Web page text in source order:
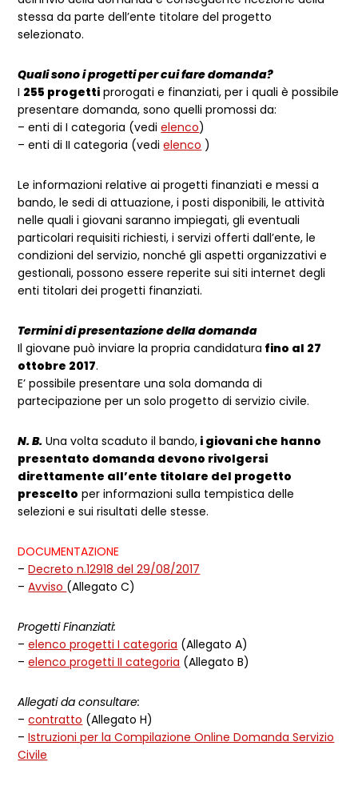
stessa da parte dell’ente titolare del progetto
selezionato.
Quali sono i progetti per cui fare domanda?
I 255 progetti prorogati e finanziati, per i quali è possibile
presentare domanda, sono quelli promossi da:
– enti di I categoria (vedielenco)
– enti di II categoria (vedielenco )
Le informazioni relative ai progetti finanziati e messi a
bando, le sedi di attuazione, i posti disponibili, le attività
nelle quali i giovani saranno impiegati, gli eventuali
particolari requisiti richiesti, i servizi offerti dall’ente, le
condizioni del servizio, nonché gli aspetti organizzativi e
gestionali, possono essere reperite sui siti internet degli
enti titolari dei progetti finanziati.
Termini di presentazione della domanda
Il giovane può inviare la propria candidatura fino al 27
ottobre 2017.
E’ possibile presentare una sola domanda di
partecipazione per un solo progetto di servizio civile.
N. B. Una volta scaduto il bando, i giovani che hanno
presentato domanda devono rivolgersi
direttamente all’ente titolare del progetto
prescelto per informazioni sulla tempistica delle
selezioni e sui risultati delle stesse.
DOCUMENTAZIONE
–Decreto n.12918 del 29/08/2017
–Avviso (Allegato C)
Progetti Finanziati:
–elenco progetti I categoria (Allegato A)
–elenco progetti II categoria (Allegato B)
Allegati da consultare:
–contratto (Allegato H)
–Istruzioni per la Compilazione Online Domanda Servizio
Civile